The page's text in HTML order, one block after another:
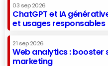
03 sep 2026
ChatGPT et IA
et usages responsables
21 sep 2026
Web analytics : booster
marketing